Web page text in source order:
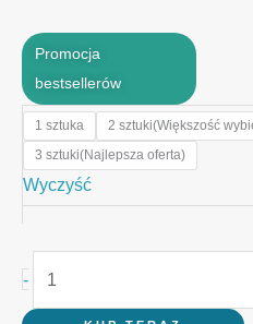
Promocja
bestsellerów
1 sztuka
2 sztuki(Większość
3 sztuki(Najlepsza oferta)
Wyczyść
-
ilość
⭐️
📹
Kamera